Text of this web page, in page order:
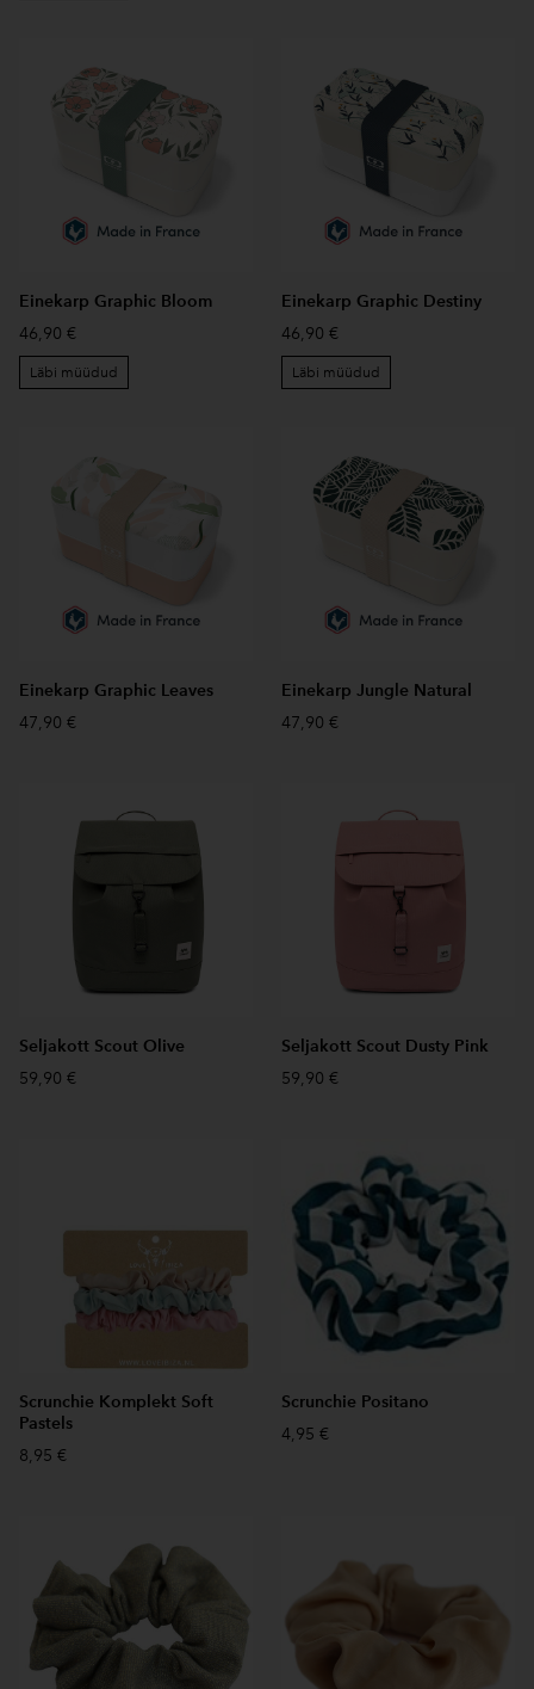
Einekarp Graphic Bloom
46,90 €
Läbi müüdud
Einekarp Graphic Destiny
46,90 €
Läbi müüdud
Einekarp Graphic Leaves
47,90 €
Einekarp Jungle Natural
47,90 €
Seljakott Scout Olive
59,90 €
Seljakott Scout Dusty Pink
59,90 €
Scrunchie Komplekt Soft
Pastels
8,95 €
Scrunchie Positano
4,95 €